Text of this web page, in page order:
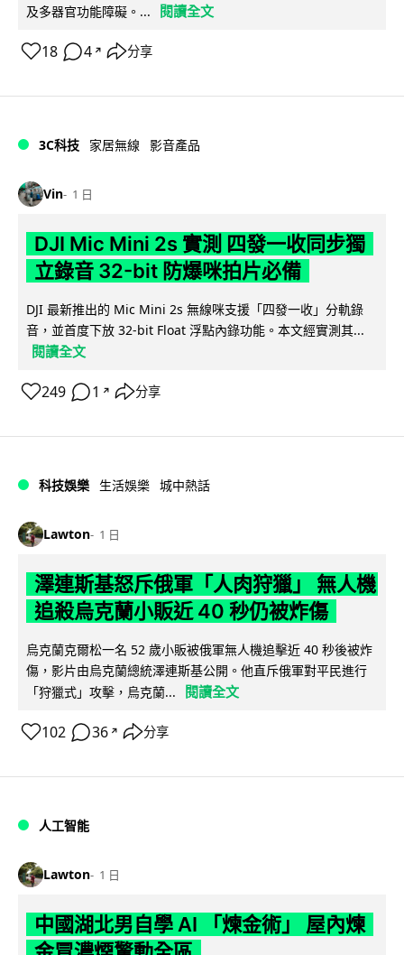
及多器官功能障礙。...
閱讀全文
18 4 ↗ 分享
3C科技 家居無線 影音產品
Vin 1 日
DJI Mic Mini 2s 實測 四發一收同步獨
立錄音 32-bit 防爆咪拍片必備
DJI 最新推出的 Mic Mini 2s 無線咪支援「四發一收」分軌錄
音，並首度下放 32-bit Float 浮點內錄功能。本文經實測其...
閱讀全文
249 1 ↗ 分享
科技娛樂 生活娛樂 城中熱話
Lawton 1 日
澤連斯基怒斥俄軍「人肉狩獵」 無人機
追殺烏克蘭小販近 40 秒仍被炸傷
烏克蘭克爾松一名 52 歲小販被俄軍無人機追擊近 40 秒後被炸
傷，影片由烏克蘭總統澤連斯基公開。他直斥俄軍對平民進行
「狩獵式」攻擊，烏克蘭...
閱讀全文
102 36 ↗ 分享
人工智能
Lawton 1 日
中國湖北男自學 AI 「煉金術」 屋內煉